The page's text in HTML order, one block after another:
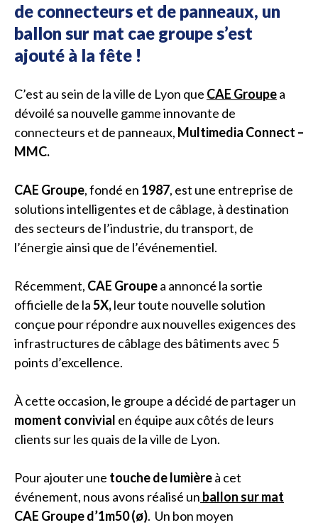
de connecteurs et de panneaux, un
ballon sur mat cae groupe s’est
ajouté à la fête !
C’est au sein de la ville de Lyon que CAE Groupea
dévoilé sa nouvelle gamme innovante de
connecteurs et de panneaux, Multimedia Connect –
MMC.
CAE Groupe, fondé en 1987, est une entreprise de
solutions intelligentes et de câblage, à destination
des secteurs de l’industrie, du transport, de
l’énergie ainsi que de l’événementiel.
Récemment, CAE Groupea annoncé la sortie
officielle de la5X,leur toute nouvelle solution
conçue pour répondre aux nouvelles exigences des
infrastructures de câblage des bâtiments avec 5
points d’excellence.
À cette occasion, le groupe a décidé de partager un
moment convivial en équipe aux côtés de leurs
clients sur les quais de la ville de Lyon.
Pour ajouter une touche de lumièreà cet
événement, nous avons réalisé un ballon sur mat
CAE Groupe d’1m50 (ø). Un bon moyen